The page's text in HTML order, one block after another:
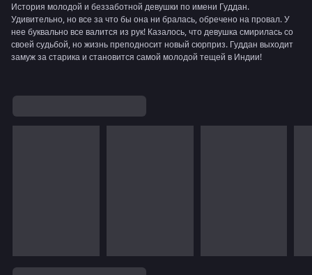
История молодой и беззаботной девушки по имени Гуддан.
Удивительно, но все за что бы она ни бралась, обречено на провал. У
нее буквально все валится из рук! Казалось, что девушка смирилась со
своей судьбой, но жизнь преподносит новый сюрприз. Гуддан выходит
замуж за старика и становится самой молодой тещей в Индии!